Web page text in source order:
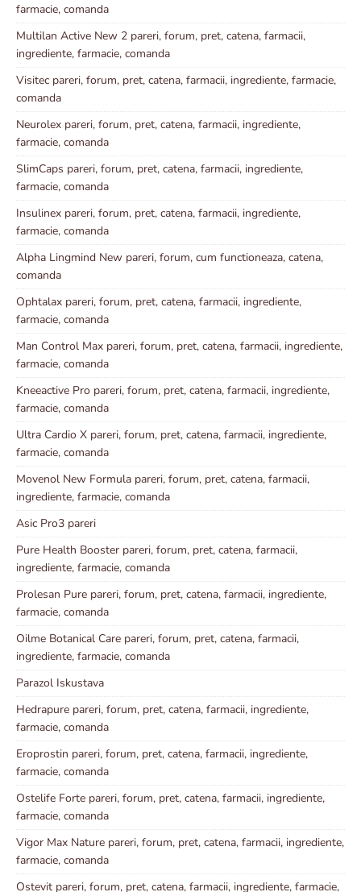
farmacie, comanda
Multilan Active New 2 pareri, forum, pret, catena, farmacii,
ingrediente, farmacie, comanda
Visitec pareri, forum, pret, catena, farmacii, ingrediente, farmacie,
comanda
Neurolex pareri, forum, pret, catena, farmacii, ingrediente,
farmacie, comanda
SlimCaps pareri, forum, pret, catena, farmacii, ingrediente,
farmacie, comanda
Insulinex pareri, forum, pret, catena, farmacii, ingrediente,
farmacie, comanda
Alpha Lingmind New pareri, forum, cum functioneaza, catena,
comanda
Ophtalax pareri, forum, pret, catena, farmacii, ingrediente,
farmacie, comanda
Man Control Max pareri, forum, pret, catena, farmacii, ingrediente,
farmacie, comanda
Kneeactive Pro pareri, forum, pret, catena, farmacii, ingrediente,
farmacie, comanda
Ultra Cardio X pareri, forum, pret, catena, farmacii, ingrediente,
farmacie, comanda
Movenol New Formula pareri, forum, pret, catena, farmacii,
ingrediente, farmacie, comanda
Asic Pro3 pareri
Pure Health Booster pareri, forum, pret, catena, farmacii,
ingrediente, farmacie, comanda
Prolesan Pure pareri, forum, pret, catena, farmacii, ingrediente,
farmacie, comanda
Oilme Botanical Care pareri, forum, pret, catena, farmacii,
ingrediente, farmacie, comanda
Parazol Iskustava
Hedrapure pareri, forum, pret, catena, farmacii, ingrediente,
farmacie, comanda
Eroprostin pareri, forum, pret, catena, farmacii, ingrediente,
farmacie, comanda
Ostelife Forte pareri, forum, pret, catena, farmacii, ingrediente,
farmacie, comanda
Vigor Max Nature pareri, forum, pret, catena, farmacii, ingrediente,
farmacie, comanda
Ostevit pareri, forum, pret, catena, farmacii, ingrediente, farmacie,